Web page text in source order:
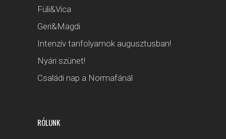
Füli&Vica
Geri&Magdi
Intenzív tanfolyamok augusztusban!
Nyári szünet!
Családi nap a Normafánál
RÓLUNK